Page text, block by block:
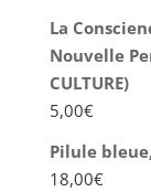
La
Nouvelle
CULTURE)
5,00€
Pilule
18,00€